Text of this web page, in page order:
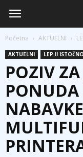
Početna AKTUELNI
AKTUELNI LEP II
POZIV
PONUDA
NABAVKE